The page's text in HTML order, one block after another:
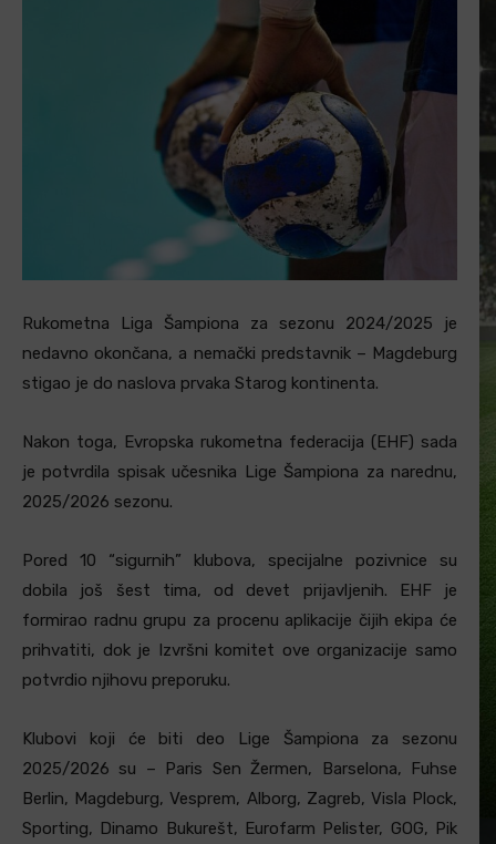
Rukometna Liga Šampiona za sezonu 2024/2025 je
nedavno okončana, a nemački predstavnik – Magdeburg
stigao je do naslova prvaka Starog kontinenta.
Nakon toga, Evropska rukometna federacija (EHF) sada
je potvrdila spisak učesnika Lige Šampiona za narednu,
2025/2026 sezonu.
Pored 10 “sigurnih” klubova, specijalne pozivnice su
dobila još šest tima, od devet prijavljenih. EHF je
formirao radnu grupu za procenu aplikacije čijih ekipa će
prihvatiti, dok je Izvršni komitet ove organizacije samo
potvrdio njihovu preporuku.
Klubovi koji će biti deo Lige Šampiona za sezonu
2025/2026 su – Paris Sen Žermen, Barselona, Fuhse
Berlin, Magdeburg, Vesprem, Alborg, Zagreb, Visla Plock,
Sporting, Dinamo Bukurešt, Eurofarm Pelister, GOG, Pik